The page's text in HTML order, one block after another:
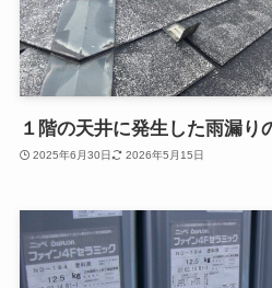
１階の天井に発生した雨漏り
2025年6月30日 2026年5月15日